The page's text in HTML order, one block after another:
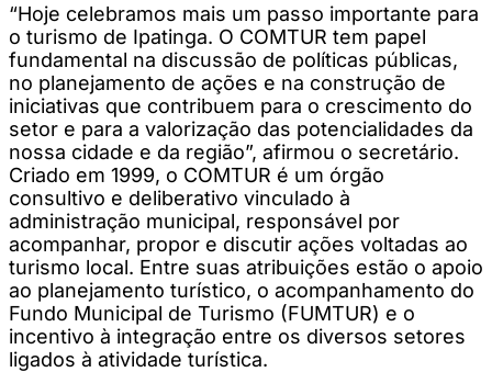
“Hoje celebramos mais um passo importante para
o turismo de Ipatinga. O COMTUR tem papel
fundamental na discussão de políticas públicas,
no planejamento de ações e na construção de
iniciativas que contribuem para o crescimento do
setor e para a valorização das potencialidades da
nossa cidade e da região”, afirmou o secretário.
Criado em 1999, o COMTUR é um órgão
consultivo e deliberativo vinculado à
administração municipal, responsável por
acompanhar, propor e discutir ações voltadas ao
turismo local. Entre suas atribuições estão o apoio
ao planejamento turístico, o acompanhamento do
Fundo Municipal de Turismo (FUMTUR) e o
incentivo à integração entre os diversos setores
ligados à atividade turística.